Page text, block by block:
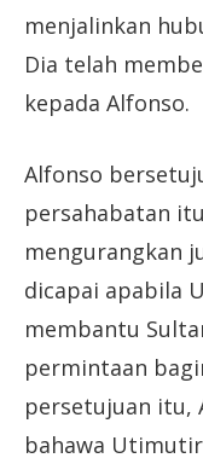
menjalinkan
Dia telah
kepada Alfonso.
Alfonso
persahabatan
mengurangkan
dicapai apabila
membantu
permintaan
persetujuan itu,
bahawa